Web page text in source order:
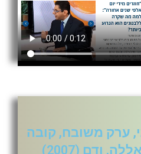
ערק משובח, קובה
ודם (2007)